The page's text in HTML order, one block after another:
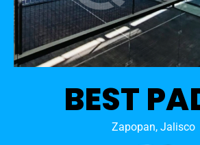
BEST
Zapopan, Jalisco